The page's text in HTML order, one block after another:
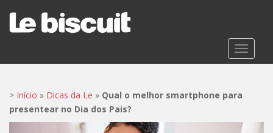
t
> Início » Dicas da Le » Qual o melhor smartphone para
presentear no Dia dos Pais?